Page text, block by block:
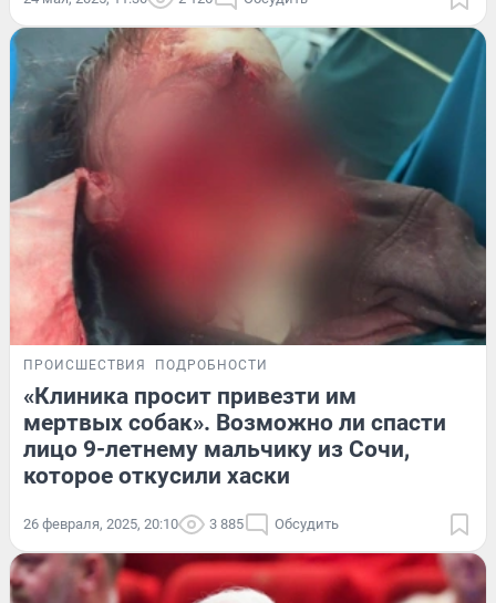
ПРОИСШЕСТВИЯ ПОДРОБНОСТИ
«Клиника просит привезти им
мертвых собак». Возможно ли спасти
лицо 9-летнему мальчику из Сочи,
которое откусили хаски
26 февраля, 2025, 20:10 3 885 Обсудить